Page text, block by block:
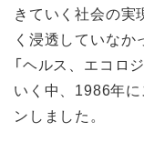
きていく社会の実
く浸透していな
「ヘルス、エコロ
いく中、1986年
ンしました。